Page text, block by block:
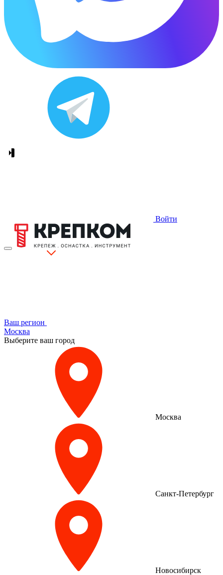
Войти
Ваш регион
Москва
Выберите ваш город
Москва
Санкт-Петербург
Новосибирск